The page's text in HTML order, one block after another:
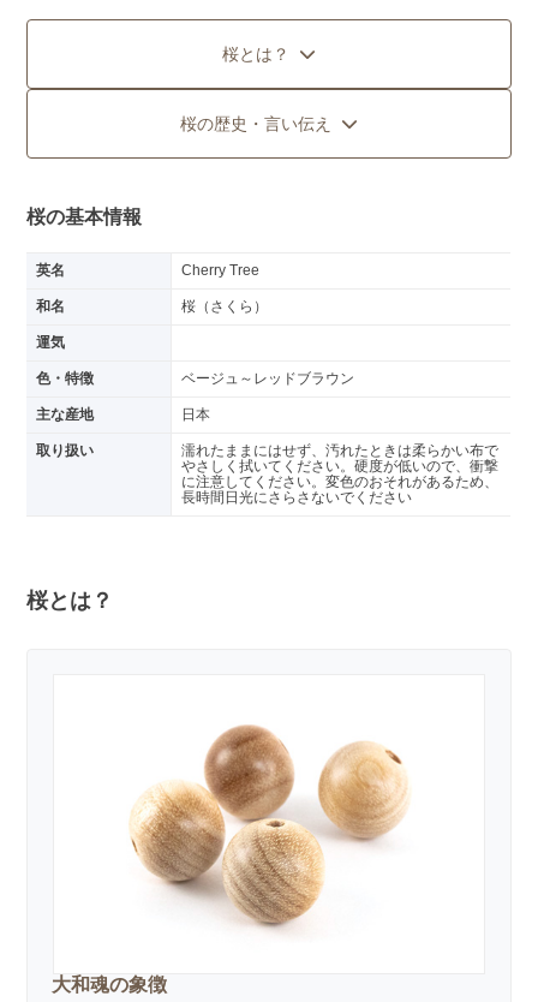
桜とは？
桜の歴史・言い伝え
桜の基本情報
英名 Cherry Tree
和名 桜（さくら）
運気
色・特徴 ベージュ～レッドブラウン
主な産地 日本
取り扱い
濡れたままにはせず、汚れたときは柔らかい布で
やさしく拭いてください。硬度が低いので、衝撃
に注意してください。変色のおそれがあるため、
長時間日光にさらさないでください
桜とは？
大和魂の象徴